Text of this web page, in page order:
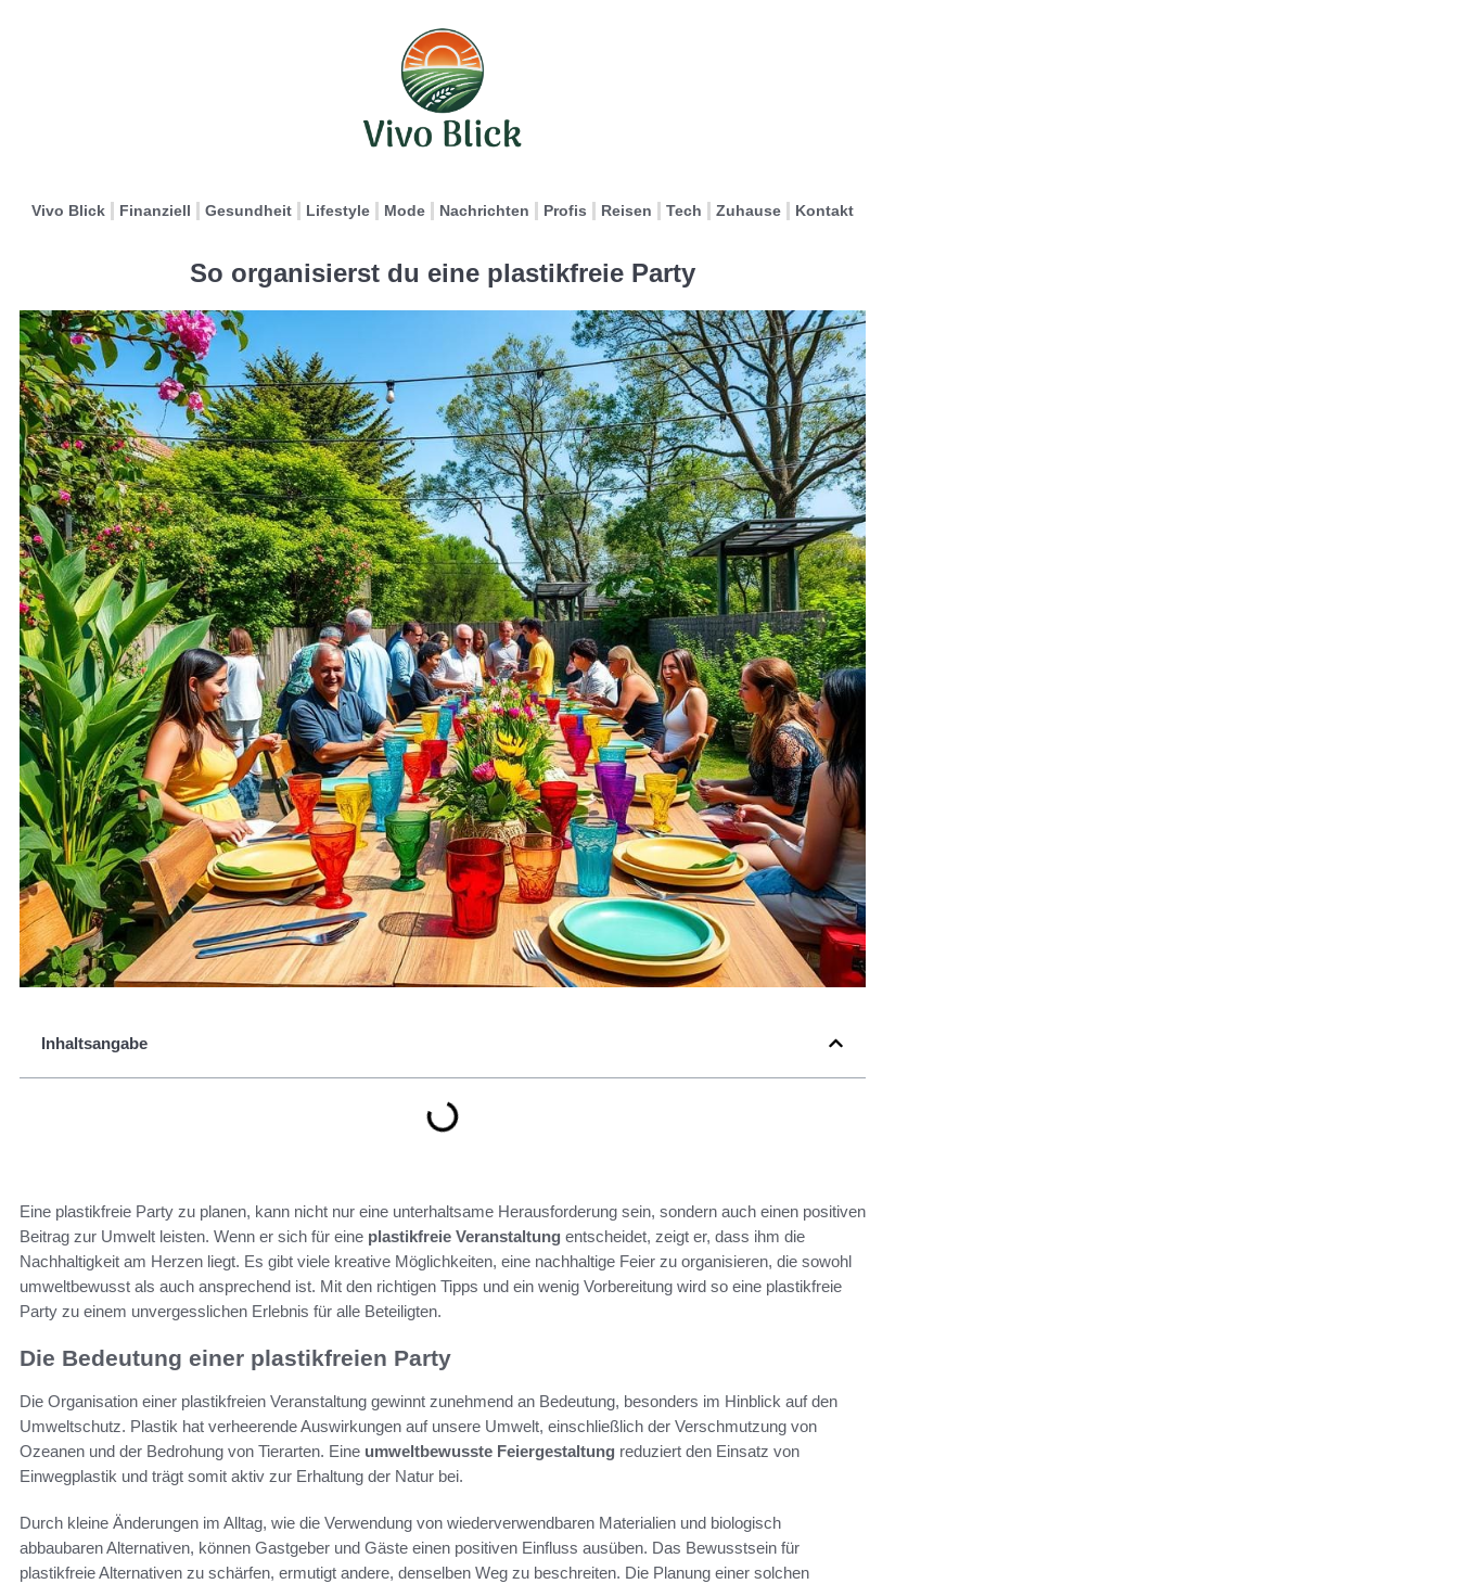
Vivo Blick Finanziell Gesundheit Lifestyle Mode Nachrichten Profis Reisen Tech Zuhause Kontakt
So organisierst du eine plastikfreie Party
Inhaltsangabe
Eine plastikfreie Party zu planen, kann nicht nur eine unterhaltsame Herausforderung sein, sondern auch einen positiven
Beitrag zur Umwelt leisten. Wenn er sich für eine plastikfreie Veranstaltung entscheidet, zeigt er, dass ihm die
Nachhaltigkeit am Herzen liegt. Es gibt viele kreative Möglichkeiten, eine nachhaltige Feier zu organisieren, die sowohl
umweltbewusst als auch ansprechend ist. Mit den richtigen Tipps und ein wenig Vorbereitung wird so eine plastikfreie
Party zu einem unvergesslichen Erlebnis für alle Beteiligten.
Die Bedeutung einer plastikfreien Party
Die Organisation einer plastikfreien Veranstaltung gewinnt zunehmend an Bedeutung, besonders im Hinblick auf den
Umweltschutz. Plastik hat verheerende Auswirkungen auf unsere Umwelt, einschließlich der Verschmutzung von
Ozeanen und der Bedrohung von Tierarten. Eine umweltbewusste Feiergestaltung reduziert den Einsatz von
Einwegplastik und trägt somit aktiv zur Erhaltung der Natur bei.
Durch kleine Änderungen im Alltag, wie die Verwendung von wiederverwendbaren Materialien und biologisch
abbaubaren Alternativen, können Gastgeber und Gäste einen positiven Einfluss ausüben. Das Bewusstsein für
plastikfreie Alternativen zu schärfen, ermutigt andere, denselben Weg zu beschreiten. Die Planung einer solchen